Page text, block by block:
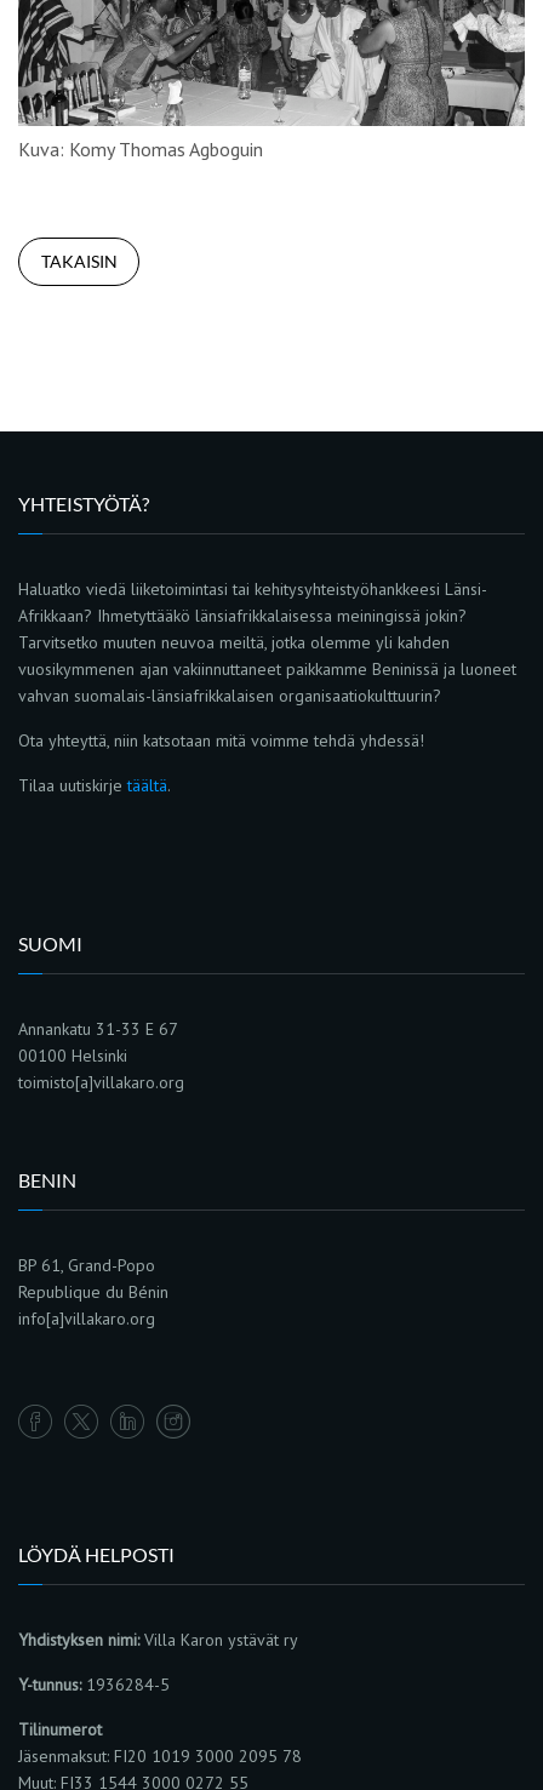
Kuva: Komy Thomas Agboguin
TAKAISIN
YHTEISTYÖTÄ?
Haluatko viedä liiketoimintasi tai kehitysyhteistyöhankkeesi Länsi-
Afrikkaan? Ihmetyttääkö länsiafrikkalaisessa meiningissä jokin?
Tarvitsetko muuten neuvoa meiltä, jotka olemme yli kahden
vuosikymmenen ajan vakiinnuttaneet paikkamme Beninissä ja luoneet
vahvan suomalais-länsiafrikkalaisen organisaatiokulttuurin?
Ota yhteyttä, niin katsotaan mitä voimme tehdä yhdessä!
Tilaa uutiskirjetäältä.
SUOMI
Annankatu 31-33 E 67
00100 Helsinki
toimisto[a]villakaro.org
BENIN
BP 61, Grand-Popo
Republique du Bénin
info[a]villakaro.org
LÖYDÄ HELPOSTI
Yhdistyksen nimi:Villa Karon ystävät ry
Y-tunnus:1936284-5
Tilinumerot
Jäsenmaksut: FI20 1019 3000 2095 78
Muut: FI33 1544 3000 0272 55